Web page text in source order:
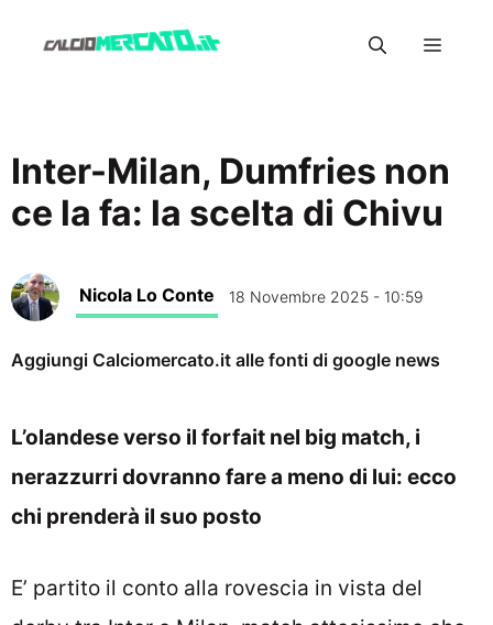
Menu
Inter-Milan, Dumfries non
ce la fa: la scelta di Chivu
Nicola Lo Conte 18 Novembre 2025 - 10:59
Aggiungi Calciomercato.it alle fonti di google news
L’olandese verso il forfait nel big match, i
nerazzurri dovranno fare a meno di lui: ecco
chi prenderà il suo posto
E’ partito il conto alla rovescia in vista del